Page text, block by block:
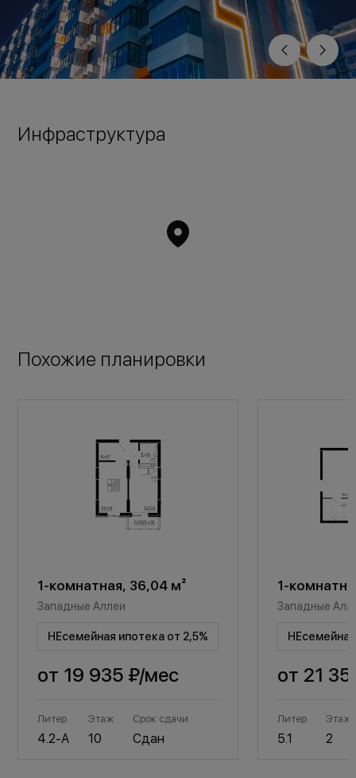
Инфраструктура
Похожие планировки
1-комнатная, 36,04 м²
Западные Аллеи
НЕсемейная ипотека от 2,5%
от 19 935 ₽/мес
Литер
4.2-А
Этаж
10
Срок сдачи
Сдан
1-
Западные
от 21
Литер
5.1
Этаж
2